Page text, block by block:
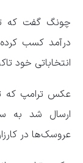
درآمد کسب کرده
انتخاباتی خود
عکس ترامپ که
ارسال شد به
عروسک‌‌ها در